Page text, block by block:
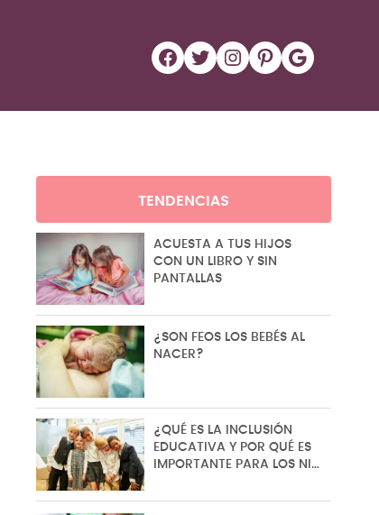
Facebook Twitter Instagram Pinterest Google
TENDENCIAS
ACUESTA A TUS HIJOS
CON UN LIBRO Y SIN
PANTALLAS
¿SON FEOS LOS BEBÉS AL
NACER?
¿QUÉ ES LA INCLUSIÓN
EDUCATIVA Y POR QUÉ ES
IMPORTANTE PARA LOS NI…